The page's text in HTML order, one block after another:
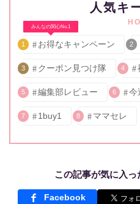
人気キ
みんなの関心No.1
1 お得なキャンペーン 2
3 クーポン見つけ隊 4
5 編集部レビュー 6 今
7 1buy1 8 ママセレ
この記事が気に入っ
Facebook